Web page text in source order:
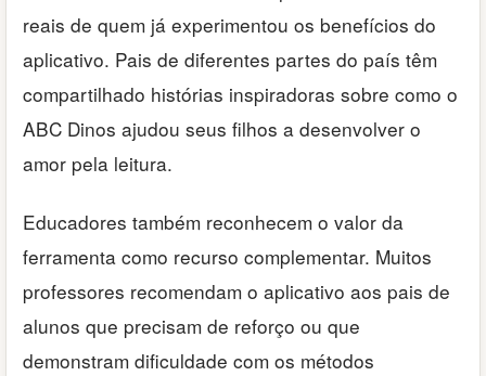
reais de quem já experimentou os benefícios do
aplicativo. Pais de diferentes partes do país têm
compartilhado histórias inspiradoras sobre como o
ABC Dinos ajudou seus filhos a desenvolver o
amor pela leitura.
Educadores também reconhecem o valor da
ferramenta como recurso complementar. Muitos
professores recomendam o aplicativo aos pais de
alunos que precisam de reforço ou que
demonstram dificuldade com os métodos